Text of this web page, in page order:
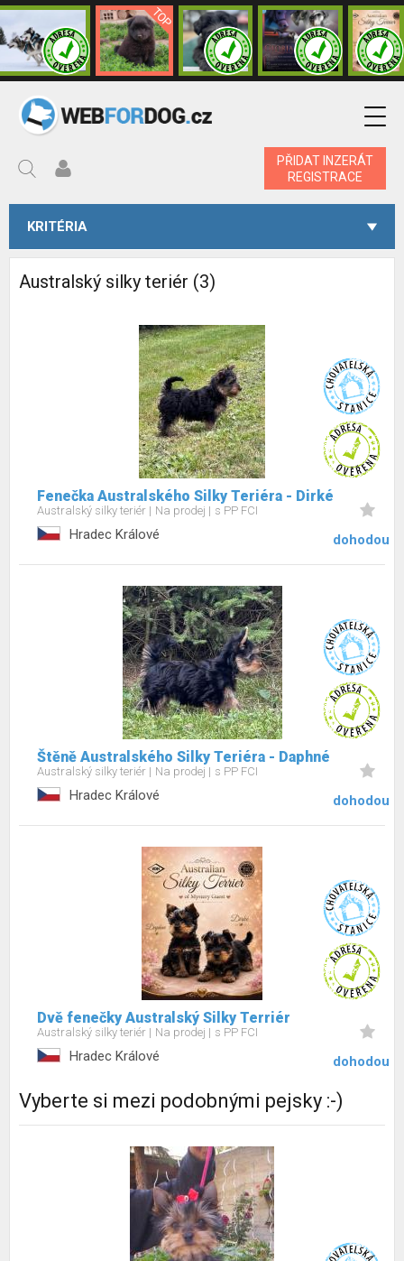
PŘIDAT INZERÁT
REGISTRACE
KRITÉRIA
Australský silky teriér (3)
Fenečka Australského Silky Teriéra - Dirké
Australský silky teriér Na prodej s PP FCI
Hradec Králové dohodou
Štěně Australského Silky Teriéra - Daphné
Australský silky teriér Na prodej s PP FCI
Hradec Králové dohodou
Dvě fenečky Australský Silky Terriér
Australský silky teriér Na prodej s PP FCI
Hradec Králové dohodou
Vyberte si mezi podobnými pejsky :-)